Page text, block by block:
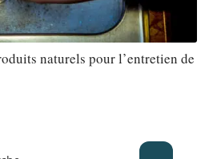
naturels pour l’entretien de